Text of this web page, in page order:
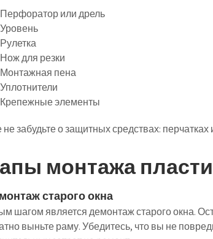
Перфоратор или дрель
Уровень
Рулетка
Нож для резки
Монтажная пена
Уплотнители
Крепежные элементы
не забудьте о защитных средствах:
монтажа
старого окна
шагом является демонтаж старого окна.
выньте раму. Убедитесь, что вы не